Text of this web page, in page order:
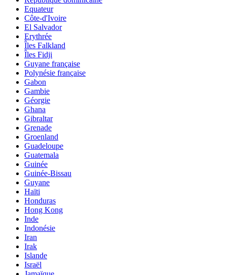
Equateur
Côte-d'Ivoire
El Salvador
Erythrée
Îles Falkland
Îles Fidji
Guyane française
Polynésie française
Gabon
Gambie
Géorgie
Ghana
Gibraltar
Grenade
Groenland
Guadeloupe
Guatemala
Guinée
Guinée-Bissau
Guyane
Haïti
Honduras
Hong Kong
Inde
Indonésie
Iran
Irak
Islande
Israël